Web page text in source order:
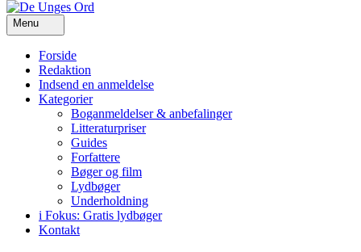
Menu
Forside
Redaktion
Indsend en anmeldelse
Kategorier
Boganmeldelser & anbefalinger
Litteraturpriser
Guides
Forfattere
Bøger og film
Lydbøger
Underholdning
i Fokus: Gratis lydbøger
Kontakt